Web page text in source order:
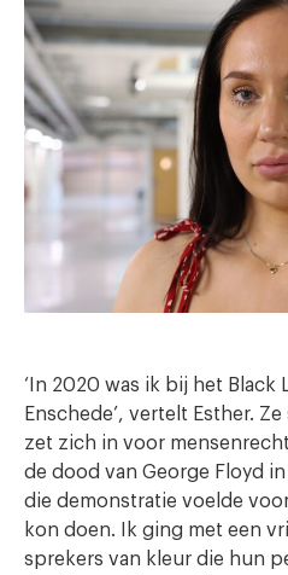
‘In 2020 was ik bij het Black
Enschede’, vertelt Esther.
zet zich in voor
de dood van George Floyd
die demonstratie voelde
kon doen. Ik ging met een
sprekers van kleur die hun